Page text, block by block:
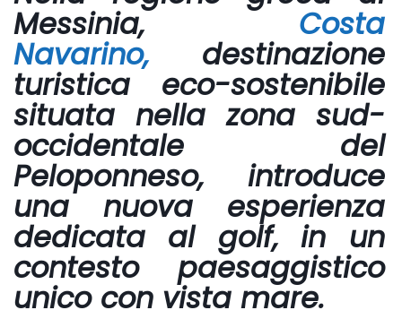
Messinia, Costa
Navarino,destinazione
turistica eco-sostenibile
situata nella zona sud-
occidentale del
Peloponneso, introduce
una nuova esperienza
dedicata al golf, in un
contesto paesaggistico
unico con vista mare.